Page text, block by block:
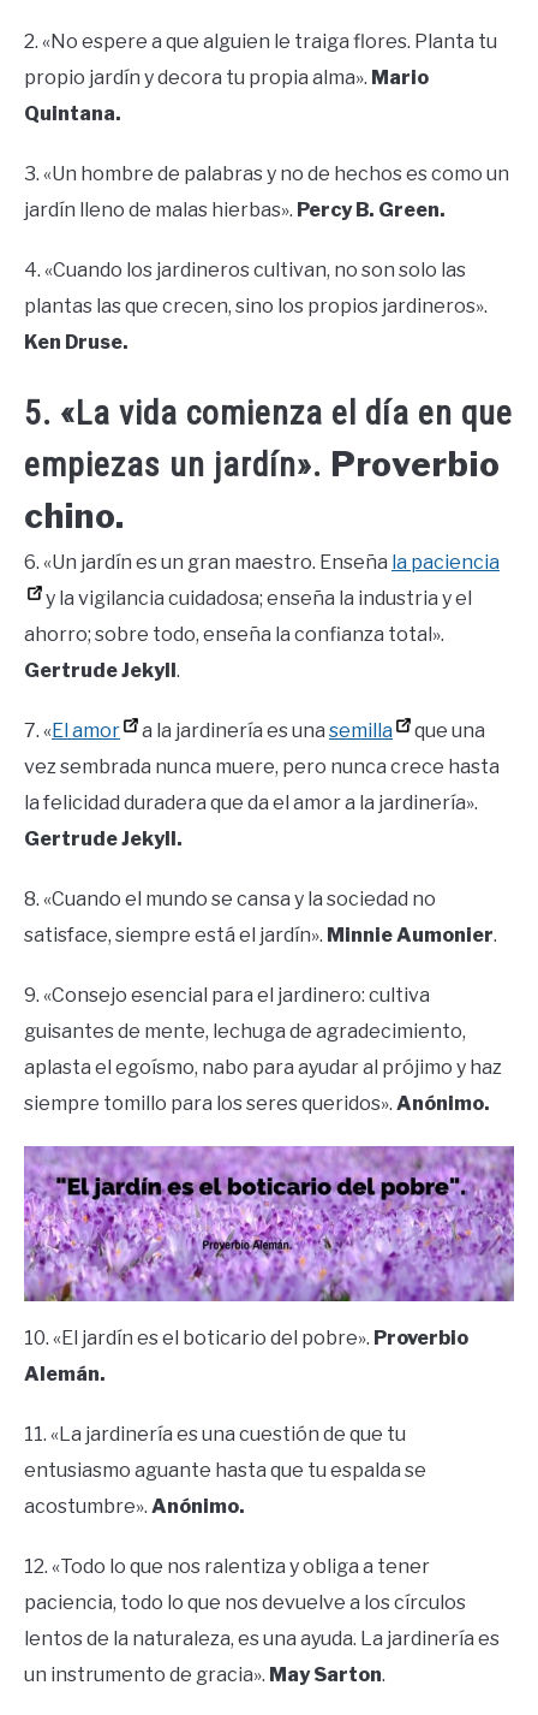
2. «No espere a que alguien le traiga flores. Planta tu
propio jardín y decora tu propia alma». Mario
Quintana.
3. «Un hombre de palabras y no de hechos es como un
jardín lleno de malas hierbas». Percy B. Green.
4. «Cuando los jardineros cultivan, no son solo las
plantas las que crecen, sino los propios jardineros».
Ken Druse.
5. «La vida comienza el día en que
empiezas un jardín». Proverbio
chino.
6. «Un jardín es un gran maestro. Enseña la paciencia
y la vigilancia cuidadosa; enseña la industria y el
ahorro; sobre todo, enseña la confianza total».
Gertrude Jekyll.
7. «El amor a la jardinería es una semilla
que una
vez sembrada nunca muere, pero nunca crece hasta
la felicidad duradera que da el amor a la jardinería».
Gertrude Jekyll.
8. «Cuando el mundo se cansa y la sociedad no
satisface, siempre está el jardín». Minnie Aumonier.
9. «Consejo esencial para el jardinero: cultiva
guisantes de mente, lechuga de agradecimiento,
aplasta el egoísmo, nabo para ayudar al prójimo y haz
siempre tomillo para los seres queridos». Anónimo.
10. «El jardín es el boticario del pobre». Proverbio
Alemán.
11. «La jardinería es una cuestión de que tu
entusiasmo aguante hasta que tu espalda se
acostumbre». Anónimo.
12. «Todo lo que nos ralentiza y obliga a tener
paciencia, todo lo que nos devuelve a los círculos
lentos de la naturaleza, es una ayuda. La jardinería es
un instrumento de gracia». May Sarton.